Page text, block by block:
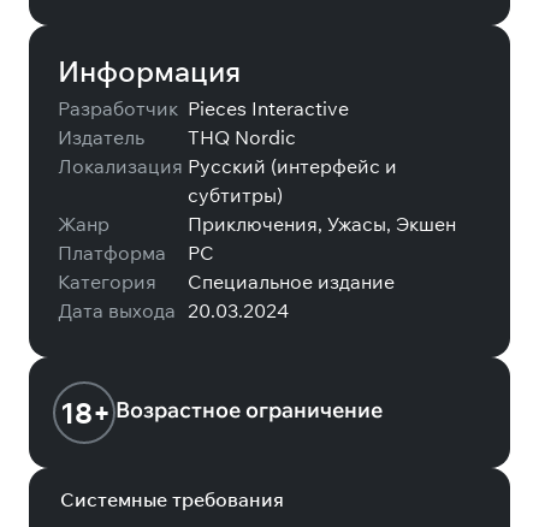
Информация
Разработчик Pieces Interactive
Издатель
THQ Nordic
Локализация Русский (интерфейс и
субтитры)
Жанр
Приключения, Ужасы, Экшен
Платформа
PC
Категория
Специальное издание
Дата выхода 20.03.2024
18+ Возрастное ограничение
Системные требования